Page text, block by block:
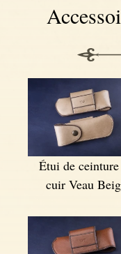
Étui de
cuir Veau